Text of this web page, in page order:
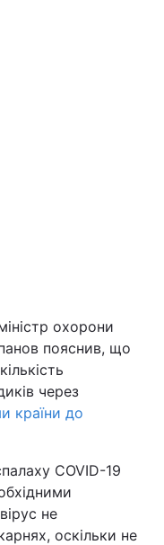
охорони
пояснив, що
через
країни до
COVID-19
не
оскільки не